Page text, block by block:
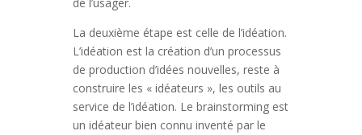
La deuxième étape est celle de l’idéation.
L’idéation est la création d’un processus
de production d’idées nouvelles, reste à
construire les « idéateurs », les outils au
service de l’idéation. Le brainstorming est
un idéateur bien connu inventé par le